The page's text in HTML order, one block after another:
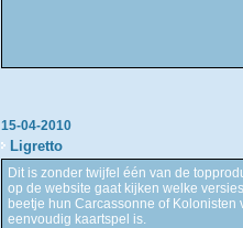
15-04-2010
Ligretto
Dit is zonder twijfel één van de
op de website gaat kijken welke
beetje hun Carcassonne of
eenvoudig kaartspel is.